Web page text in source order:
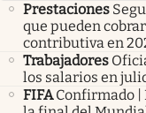
Prestaciones
que pueden
contributiva en
Trabajadores
los salarios en
FIFA Confirmado |